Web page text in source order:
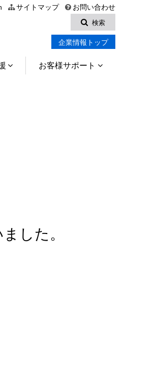
サイトマップ
お問い合わせ
検索
企業情報トップ
お客様サポート
した。